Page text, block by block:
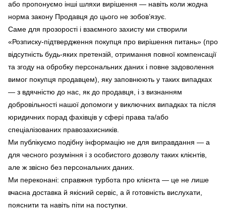
або пропонуємо інші шляхи вирішення — навіть коли жодна
норма закону Продавця до цього не зобов’язує.
Саме для прозорості і взаємного захисту ми створили
«Розписку-підтвердження покупця про вирішення питань» (про
відсутність будь-яких претензій, отримання повної компенсації
та згоду на обробку персональних даних і повне задоволення
вимог покупця продавцем), яку заповнюють у таких випадках
— з вдячністю до нас, як до продавця, і з визнанням
добровільності нашої допомоги у виключних випадках та після
юридичних порад фахівців у сфері права та/або
спеціалізованих правозахисників.
Ми публікуємо подібну інформацію не для виправдання — а
для чесного розуміння і з особистого дозволу таких клієнтів,
але ж звісно без персональних даних.
Ми переконані: справжня турбота про клієнта — це не лише
вчасна доставка й якісний сервіс, а й готовність вислухати,
пояснити та навіть піти на поступки.